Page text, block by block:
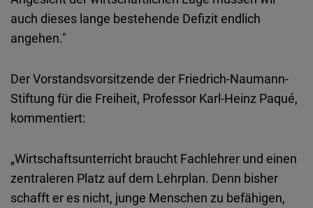
auch dieses lange bestehende Defizit endlich
angehen."
Der Vorstandsvorsitzende der Friedrich-Naumann-
Stiftung für die Freiheit, Professor Karl-Heinz Paqué,
kommentiert:
„Wirtschaftsunterricht braucht Fachlehrer und einen
zentraleren Platz auf dem Lehrplan. Denn bisher
schafft er es nicht, junge Menschen zu befähigen,